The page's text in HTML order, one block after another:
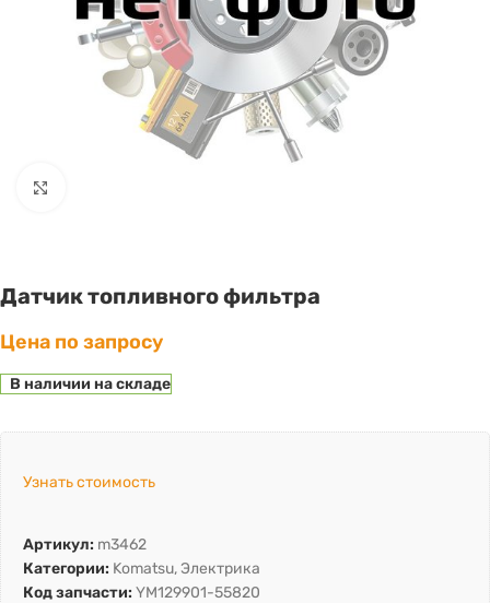
Датчик топливного фильтра
Цена по запросу
В наличии на складе
Узнать стоимость
Артикул: m3462
Категории: Komatsu,Электрика
Код запчасти: YM129901-55820